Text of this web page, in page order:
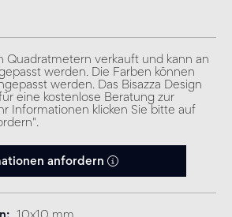
Quadratmetern verkauft und kann an
werden. Die Farben können
werden. Das Bisazza Design
eine kostenlose Beratung zur
Informationen klicken Sie bitte auf
anfordern